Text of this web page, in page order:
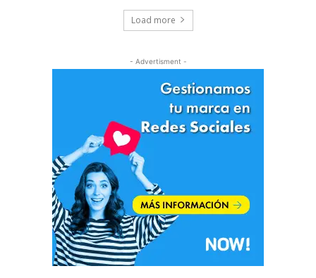
Load more
- Advertisment -